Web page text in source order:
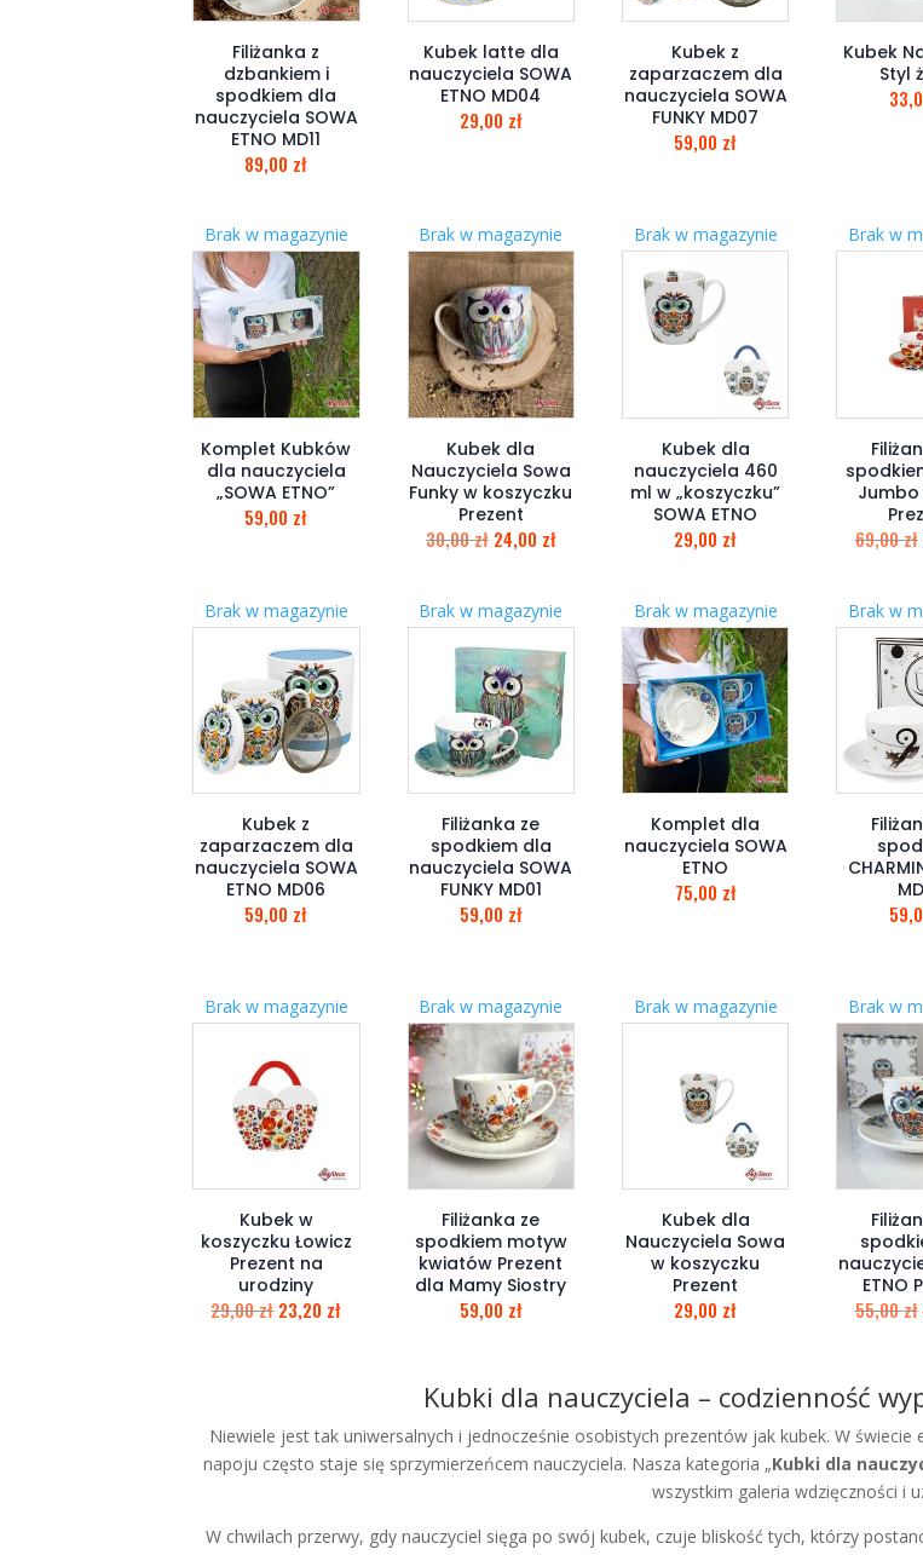
Filiżanka z
dzbankiem i
spodkiem dla
nauczyciela SOWA
ETNO MD11
89,00 zł
Kubek latte dla
nauczyciela SOWA
ETNO MD04
29,00 zł
Kubek z
zaparzaczem dla
nauczyciela SOWA
FUNKY MD07
59,00 zł
Kubek
Styl
Brak w magazynie
Komplet Kubków
dla nauczyciela
„SOWA ETNO”
59,00 zł
Brak w magazynie
Kubek dla
Nauczyciela Sowa
Funky w koszyczku
Prezent
30,00zł 24,00 zł
Brak w magazynie
Kubek dla
nauczyciela 460
ml w „koszyczku”
SOWA ETNO
29,00 zł
Brak w
69,00zł
Brak w magazynie
Kubek z
zaparzaczem dla
nauczyciela SOWA
ETNO MD06
59,00 zł
Brak w magazynie
Filiżanka ze
spodkiem dla
nauczyciela SOWA
FUNKY MD01
59,00 zł
Brak w magazynie
Komplet dla
nauczyciela SOWA
ETNO
75,00 zł
Brak w
Brak w magazynie
Kubek w
koszyczku Łowicz
Prezent na
urodziny
29,00zł 23,20 zł
Brak w magazynie
Filiżanka ze
spodkiem motyw
kwiatów Prezent
dla Mamy Siostry
59,00 zł
Brak w magazynie
Kubek dla
Nauczyciela Sowa
w koszyczku
Prezent
29,00 zł
Brak w
ETNO
55,00zł
Kubki dla nauczyciela – codzienność
Niewiele jest tak uniwersalnych i jednocześnie osobistych prezentów jak kubek. W
napoju często staje się sprzymierzeńcem nauczyciela. Nasza kategoria „Kubki dla
wszystkim galeria wdzięczności i
W chwilach przerwy, gdy nauczyciel sięga po swój kubek, czuje bliskość tych, którzy